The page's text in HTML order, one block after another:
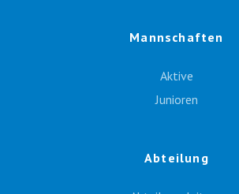
Mannschaften
Aktive
Junioren
Abteilung